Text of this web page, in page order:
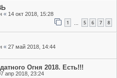
« 14 окт 2018, 15:28
1 … 5 6 7 8
« 27 май 2018, 14:44
Огня 2018. Есть!!!
апр 2018, 23:24